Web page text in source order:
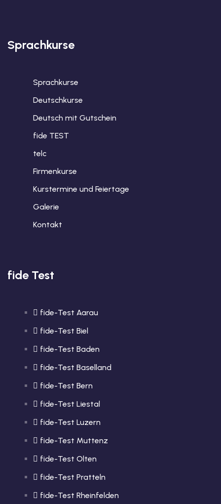
Sprachkurse
Sprachkurse
Deutschkurse
Deutsch mit Gutschein
fide TEST
telc
Firmenkurse
Kurstermine und Feiertage
Galerie
Kontakt
fide Test
fide-Test Aarau
fide-Test Biel
fide-Test Baden
fide-Test Baselland
fide-Test Bern
fide-Test Liestal
fide-Test Luzern
fide-Test Muttenz
fide-Test Olten
fide-Test Pratteln
fide-Test Rheinfelden